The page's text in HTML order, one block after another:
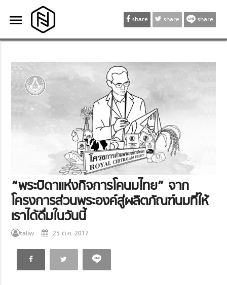
menu
menu share share share
“พระบิดาแห่งกิจการโคนมไทย” จาก
โครงการส่วนพระองค์สู่ผลิตภัณฑ์นมที่ให้
เราได้ดื่มในวันนี้
taliw 25 ต.ค. 2017